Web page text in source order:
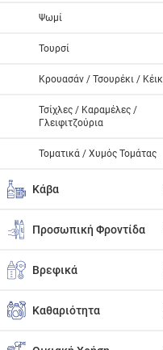
Ψωμί
Τουρσί
Κρουασάν / Τσουρέκι / Κέικ
Τσίχλες / Καραμέλες /
Γλειφιτζούρια
Τοματικά / Χυμός Τομάτας
Κάβα
Προσωπική Φροντίδα
Βρεφικά
Καθαριότητα